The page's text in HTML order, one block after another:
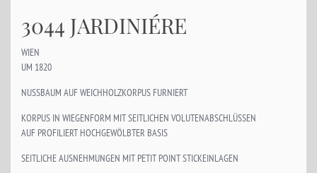
3044 JARDINIÉRE
WIEN
UM 1820
NUSSBAUM AUF WEICHHOLZKORPUS FURNIERT
KORPUS IN WIEGENFORM MIT SEITLICHEN VOLUTENABSCHLÜSSEN
AUF PROFILIERT HOCHGEWÖLBTER BASIS
SEITLICHE AUSNEHMUNGEN MIT PETIT POINT STICKEINLAGEN